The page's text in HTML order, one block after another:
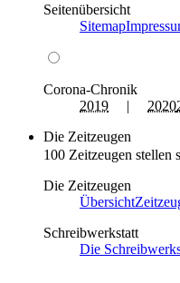
Seitenübersicht
Sitemap
Corona-Chronik
2019 | 2020
Die Zeitzeugen
100 Zeitzeugen stellen
Die Zeitzeugen
Übersicht
Schreibwerkstatt
Die